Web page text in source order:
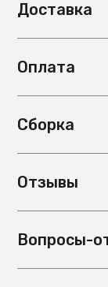
Вес, кг
Доставка
Оплата
Сборка
Отзывы
Вопросы-